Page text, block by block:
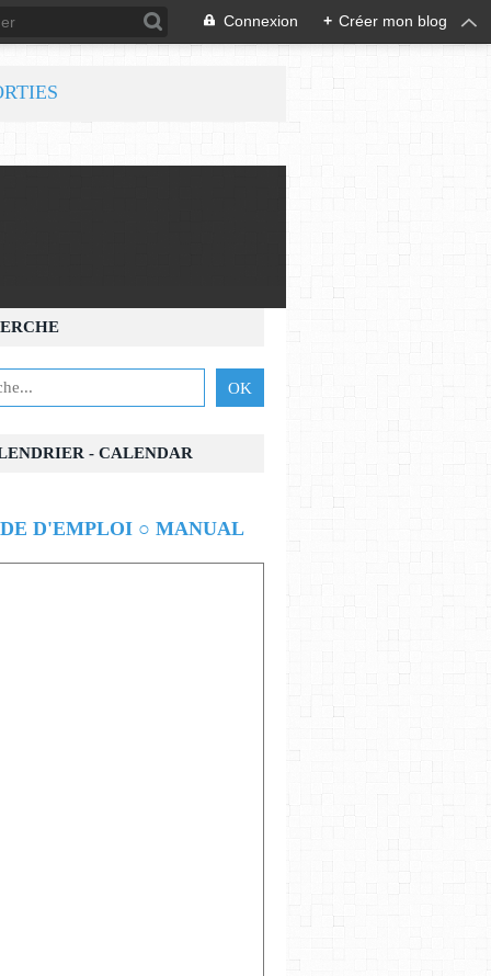
Connexion + Créer mon blog
- CALENDAR
D'EMPLOI ○ MANUAL